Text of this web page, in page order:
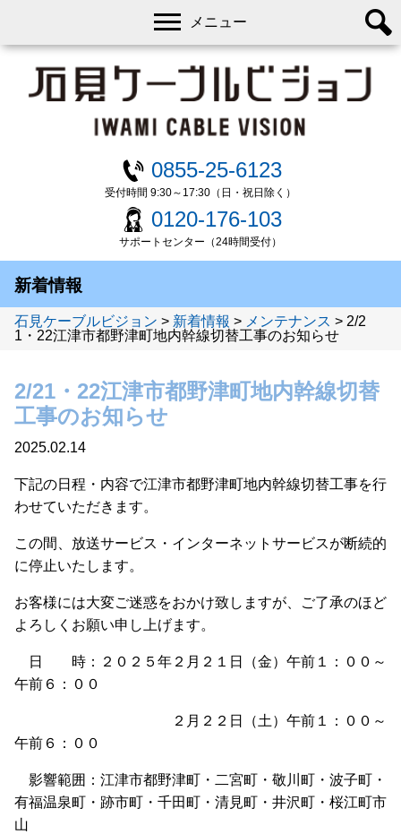
0855-25-6123
受付時間 9:30～17:30（日・祝日除く）
0120-176-103
サポートセンター（24時間受付）
メニュー
新着情報
石見ケーブルビジョン > 新着情報 > メンテナンス > 2/2
1・22江津市都野津町地内幹線切替工事のお知らせ
2/21・22江津市都野津町地内幹線切替
工事のお知らせ
2025.02.14
下記の日程・内容で江津市都野津町地内幹線切替工事を行
わせていただきます。
この間、放送サービス・インターネットサービスが断続的
に停止いたします。
お客様には大変ご迷惑をおかけ致しますが、ご了承のほど
よろしくお願い申し上げます。
日 時：２０２５年２月２１日（金）午前１：００～
午前６：００
２月２２日（土）午前１：００～
午前６：００
影響範囲：江津市都野津町・二宮町・敬川町・波子町・
有福温泉町・跡市町・千田町・清見町・井沢町・桜江町市
山